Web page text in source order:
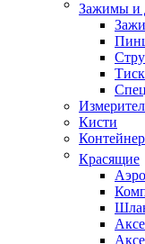
Зажимы и
Кисти
Красящие